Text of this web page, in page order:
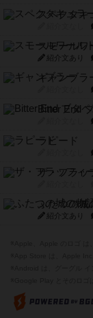
スペクタキ
スモールワ
紹介文あり
ギャンブラ
Bitter End
ラピード
ザ・フラッ
ふたつの城
紹介文あり